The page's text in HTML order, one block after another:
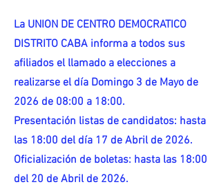
La UNION DE CENTRO DEMOCRATICO
DISTRITO CABA informa a todos sus
afiliados el llamado a elecciones a
realizarse el día Domingo 3 de Mayo de
2026 de 08:00 a 18:00.
Presentación listas de candidatos: hasta
las 18:00 del día 17 de Abril de 2026.
Oficialización de boletas: hasta las 18:00
del 20 de Abril de 2026.